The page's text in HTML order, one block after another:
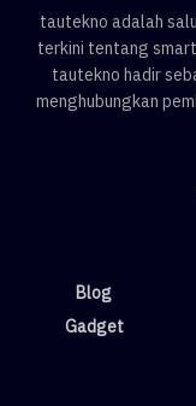
tautekno adalah
terkini tentang
tautekno hadir
menghubungkan
Blog
Gadget